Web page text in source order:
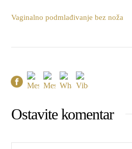
Vaginalno podmlađivanje bez noža
Ostavite komentar